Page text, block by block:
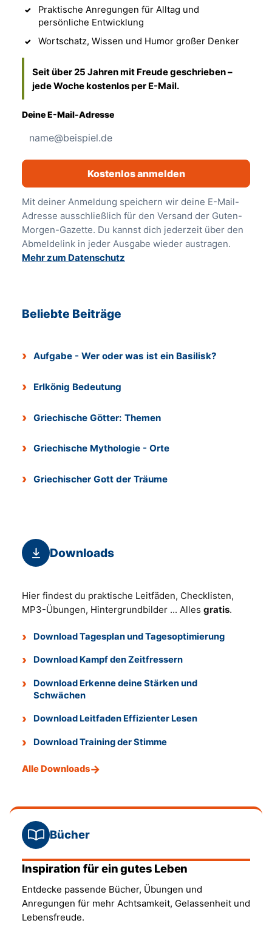
Praktische Anregungen für Alltag und
persönliche Entwicklung
Wortschatz, Wissen und Humor großer Denker
Seit über 25 Jahren mit Freude geschrieben –
jede Woche kostenlos per E-Mail.
Deine E-Mail-Adresse
Kostenlos anmelden
Mit deiner Anmeldung speichern wir deine E-Mail-
Adresse ausschließlich für den Versand der Guten-
Morgen-Gazette. Du kannst dich jederzeit über den
Abmeldelink in jeder Ausgabe wieder austragen.
Mehr zum Datenschutz
Beliebte Beiträge
Aufgabe - Wer oder was ist ein Basilisk?
Erlkönig Bedeutung
Griechische Götter: Themen
Griechische Mythologie - Orte
Griechischer Gott der Träume
Downloads
Hier findest du praktische Leitfäden, Checklisten,
MP3-Übungen, Hintergrundbilder ... Alles gratis.
Download Tagesplan und Tagesoptimierung
Download Kampf den Zeitfressern
Download Erkenne deine Stärken und
Schwächen
Download Leitfaden Effizienter Lesen
Download Training der Stimme
Alle Downloads
Bücher
Inspiration für ein gutes Leben
Entdecke passende Bücher, Übungen und
Anregungen für mehr Achtsamkeit, Gelassenheit und
Lebensfreude.